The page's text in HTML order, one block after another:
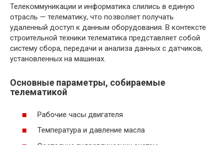
Телекоммуникации и информатика слились в единую
отрасль — телематику, что позволяет получать
удаленный доступ к данным оборудования. В контексте
строительной техники телематика представляет собой
систему сбора, передачи и анализа данных с датчиков,
установленных на машинах.
Основные параметры, собираемые
телематикой
Рабочие часы двигателя
Температура и давление масла